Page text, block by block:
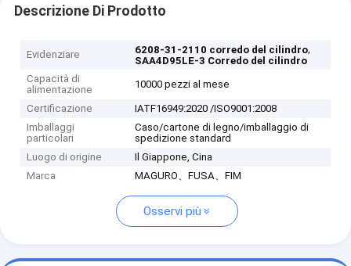
Descrizione Di Prodotto
Evidenziare 6208-31-2110 corredo del cilindro,
SAA4D95LE-3 Corredo del cilindro
Capacità di
alimentazione
10000 pezzi al mese
Certificazione
IATF16949:2020 /ISO9001:2008
Imballaggi
particolari
Caso/cartone di legno/imballaggio di
spedizione standard
Luogo di origine
Il Giappone, Cina
Marca
MAGURO、FUSA、FIM
Osservi più